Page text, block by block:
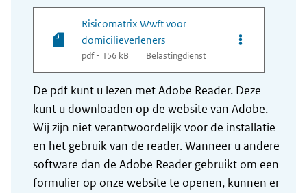
Risicomatrix Wwft voor
domicilieverleners
pdf - 156 kB Belastingdienst
Opties van
De pdf kunt u lezen met Adobe Reader. Deze
kunt u downloaden op de website van Adobe.
Wij zijn niet verantwoordelijk voor de installatie
en het gebruik van de reader. Wanneer u andere
software dan de Adobe Reader gebruikt om een
formulier op onze website te openen, kunnen er